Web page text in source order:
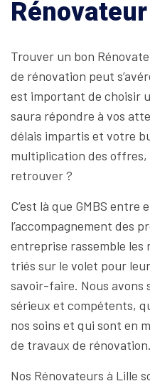
Trouver un bon
de rénovation peut
est important de choisir
saura répondre à vos
délais impartis et votre
multiplication des offres,
retrouver ?
C’est là que GMBS entre
l’accompagnement des
entreprise rassemble les
triés sur le volet pour
savoir-faire. Nous avons
sérieux et compétents,
nos soins et qui sont en
de travaux de rénovation.
Nos Rénovateurs à Lille